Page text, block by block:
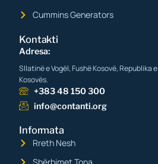
Cummins Generators
Kontakti
Adresa:
Sllatinë e Vogël, Fushë Kosovë, Republika e
Kosovës.
+383 48 150 300
info@contanti.org
Informata
Rreth Nesh